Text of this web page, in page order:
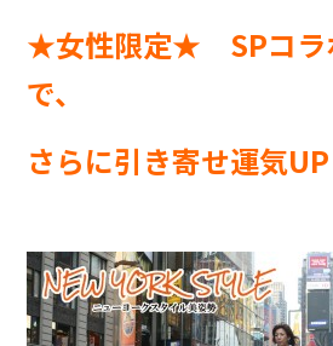
★女性限定★ SPコラ
で、
さらに引き寄せ運気UP